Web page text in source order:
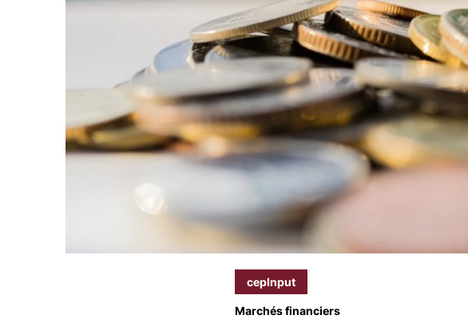
cepInput
Marchés financiers